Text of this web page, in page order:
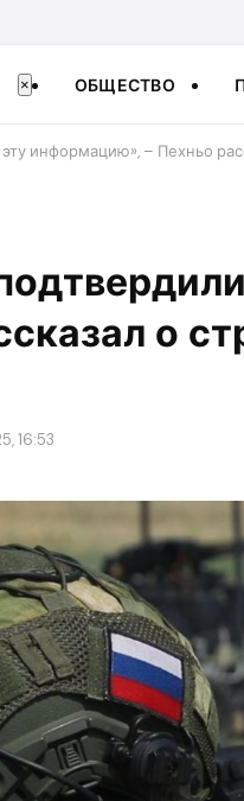
× ОБЩЕСТВО
информацию», – Пехньо
о
16:53